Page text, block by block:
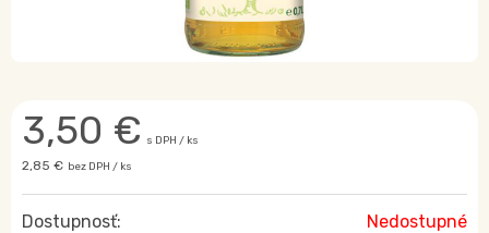
3,50 € s DPH / ks
2,85 € bez DPH / ks
Dostupnosť: Nedostupné